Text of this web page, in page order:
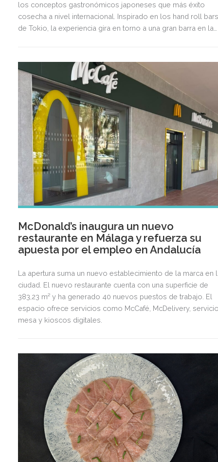
los conceptos gastronómicos japoneses que más éxito
cosecha a nivel internacional. Inspirado en los hand roll
de Tokio, la experiencia gira en torno a una gran barra en la
de la gastronomía japonesa dentro y fuera de Japón.
McDonald’s inaugura un nuevo
restaurante en Málaga y refuerza su
apuesta por el empleo en Andalucía
La apertura suma un nuevo establecimiento de la marca en
ciudad. El nuevo restaurante cuenta con una superficie de
383,23 m² y ha generado 40 nuevos puestos de trabajo. El
espacio ofrece servicios como McCafé, McDelivery,
mesa y kioscos digitales.